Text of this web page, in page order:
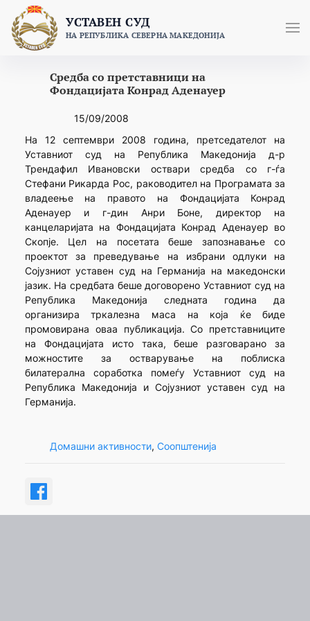
content
УСТАВЕН СУД
НА РЕПУБЛИКА СЕВЕРНА МАКЕДОНИЈА
Средба со претставници на
Фондацијата Конрад Аденауер
15/09/2008
На 12 септември 2008 година, претседателот на
Уставниот суд на Република Македонија д-р
Трендафил Ивановски оствари средба со г-ѓа
Стефани Рикарда Рос, раководител на Програмата за
владеење на правото на Фондацијата Конрад
Аденауер и г-дин Анри Боне, директор на
канцеларијата на Фондацијата Конрад Аденауер во
Скопје. Цел на посетата беше запознавање со
проектот за преведување на избрани одлуки на
Сојузниот уставен суд на Германија на македонски
јазик. На средбата беше договорено Уставниот суд на
Република Македонија следната година да
организира тркалезна маса на која ќе биде
промовирана оваа публикација. Со претставниците
на Фондацијата исто така, беше разговарано за
можностите за остварување на поблиска
билатерална соработка помеѓу Уставниот суд на
Република Македонија и Сојузниот уставен суд на
Германија.
Домашни активности, Соопштенија